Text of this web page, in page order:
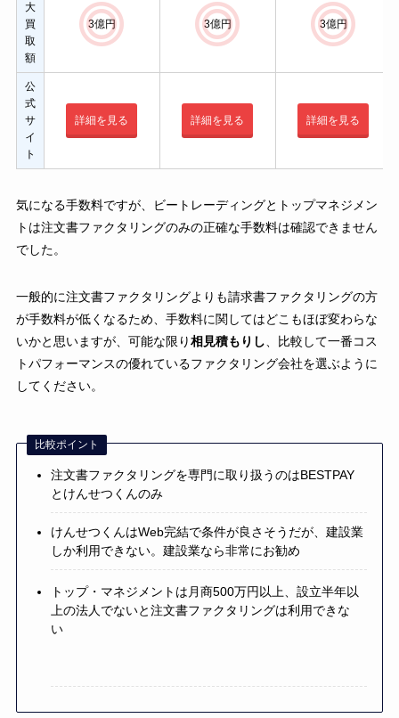
大
買
取
額
3億円 3億円 3億円
公
式
サ
イ
ト
詳細を見る 詳細を見る 詳細を見る
気になる手数料ですが、ビートレーディングとトップマネジメン
トは注文書ファクタリングのみの正確な手数料は確認できません
でした。
一般的に注文書ファクタリングよりも請求書ファクタリングの方
が手数料が低くなるため、手数料に関してはどこもほぼ変わらな
いかと思いますが、可能な限り相見積もりし、比較して一番コス
トパフォーマンスの優れているファクタリング会社を選ぶように
してください。
比較ポイント
注文書ファクタリングを専門に取り扱うのはBESTPAY
とけんせつくんのみ
けんせつくんはWeb完結で条件が良さそうだが、建設業
しか利用できない。建設業なら非常にお勧め
トップ・マネジメントは月商500万円以上、設立半年以
上の法人でないと注文書ファクタリングは利用できな
い